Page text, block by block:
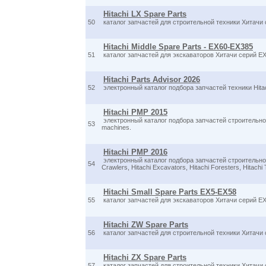
50
Hitachi LX Spare Parts
каталог запчастей для строительной техники Хитачи
51
Hitachi Middle Spare Parts - EX60-EX385
каталог запчастей для экскаваторов Хитачи серий
52
Hitachi Parts Advisor 2026
электронный каталог подбора запчастей техники
53
Hitachi PMP 2015
электронный каталог подбора запчастей
machines.
54
Hitachi PMP 2016
электронный каталог подбора запчастей
Crawlers, Hitachi Excavators, Hitachi Foresters, Hitachi
55
Hitachi Small Spare Parts EX5-EX58
каталог запчастей для экскаваторов Хитачи серий
56
Hitachi ZW Spare Parts
каталог запчастей для строительной техники Хитачи
Hitachi ZX Spare Parts